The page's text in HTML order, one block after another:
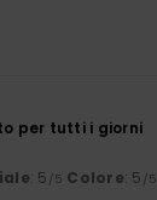
per tutti i giorni
: 5 /5 Colore: 5 /5